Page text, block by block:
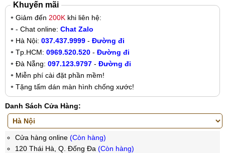
Khuyến mãi
Giảm đến 200K khi liên hệ:
- Chat online: Chat Zalo
Hà Nội: 037.437.9999 - Đường đi
Tp.HCM: 0969.520.520 - Đường đi
Đà Nẵng: 097.123.9797 - Đường đi
Miễn phí cài đặt phần mềm!
Tặng tấm dán màn hình chống xước!
Danh Sách Cửa Hàng:
Cửa hàng online (Còn hàng)
120 Thái Hà, Q. Đống Đa (Còn hàng)